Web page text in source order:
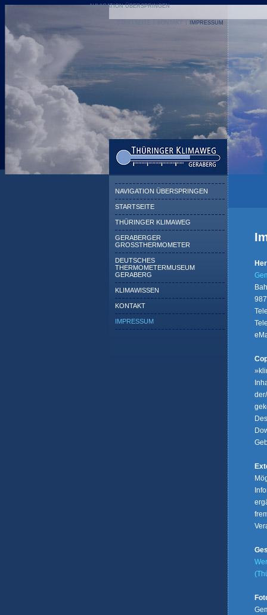
NAVIGATION ÜBERSPRINGEN
KONTAKT IMPRESSUM
NAVIGATION ÜBERSPRINGEN
STARTSEITE
THÜRINGER KLIMAWEG
GERABERGER
GROSSTHERMOMETER
DEUTSCHES
THERMOMETERMUSEUM
GERABERG
KLIMAWISSEN
KONTAKT
IMPRESSUM